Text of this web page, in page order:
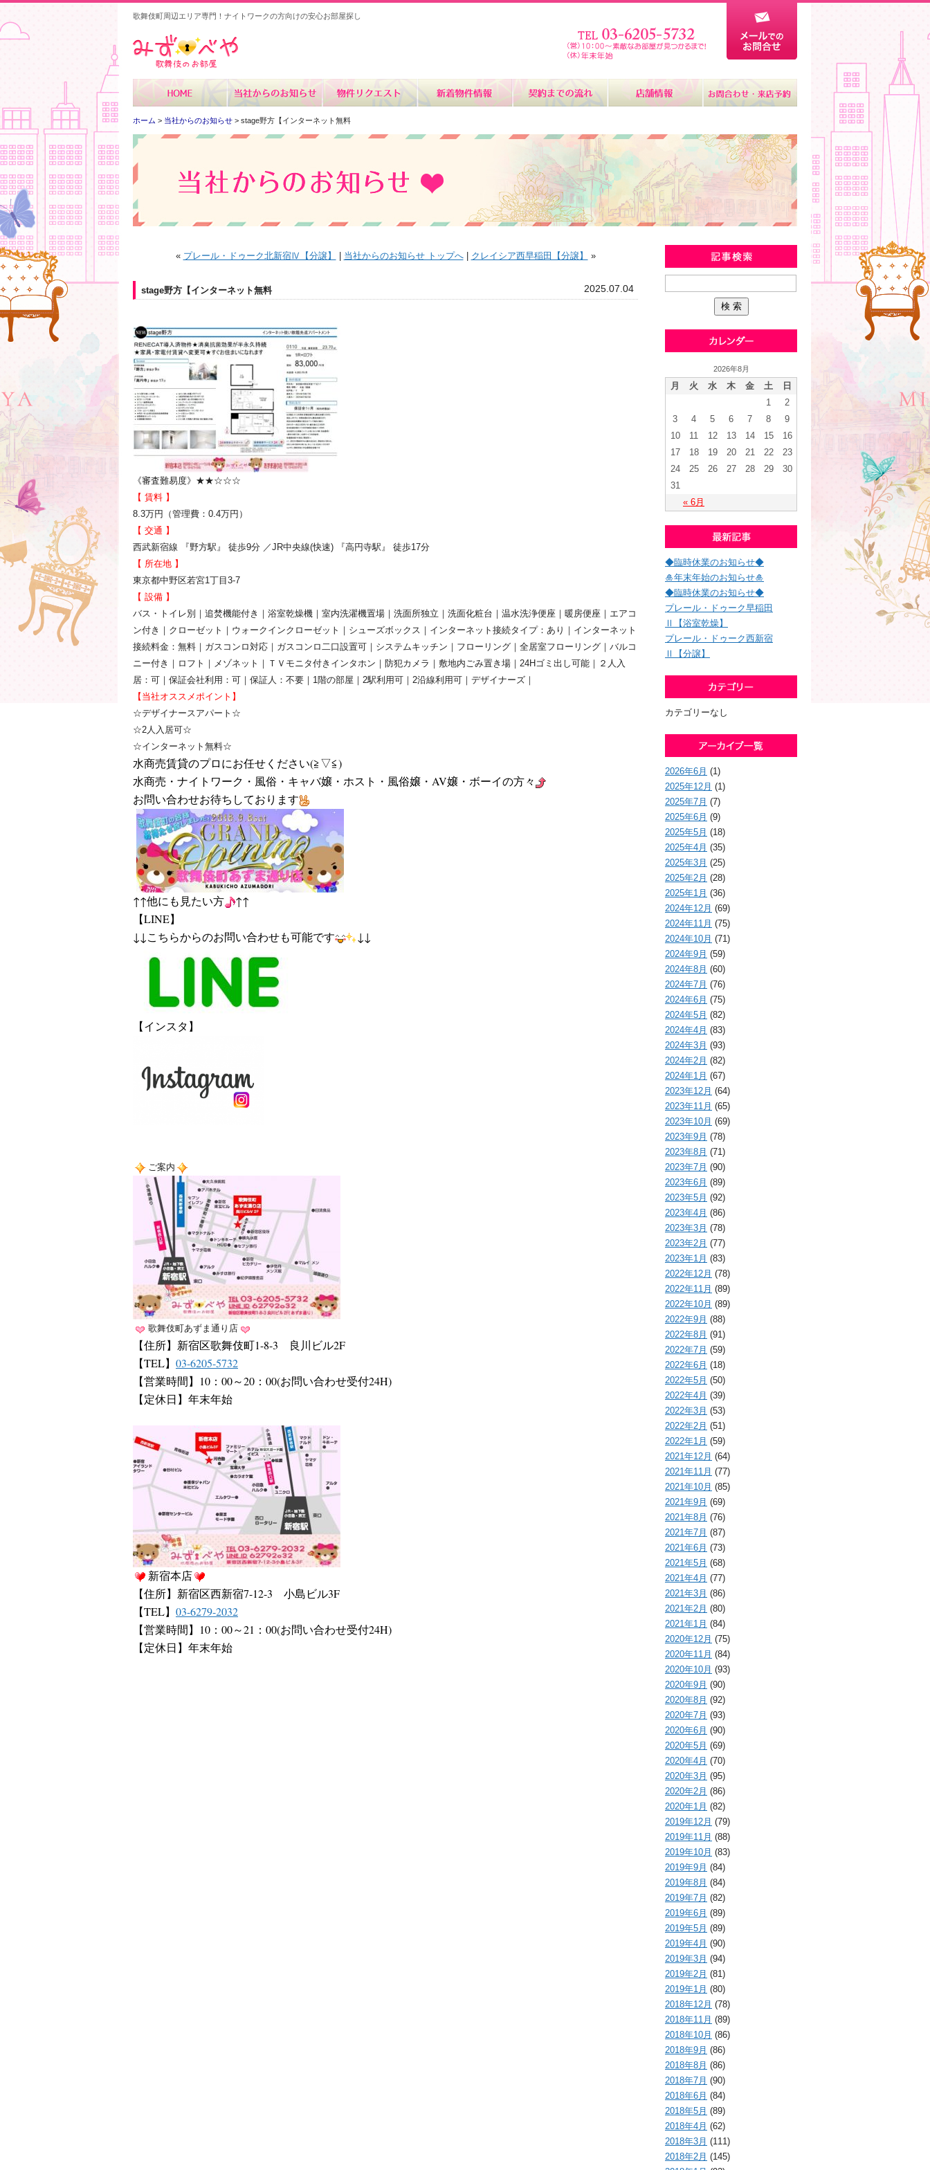
歌舞伎町周辺エリア専門！ナイトワークの方向けの安心お部屋探し
ホーム > 当社からのお知らせ > stage野方【インターネット無料
当社からのお知らせ
« プレール・ドゥーク北新宿Ⅳ【分譲】 当社からのお知らせ トップへ| クレイシア西早稲田【分譲】 »
stage野方【インターネット無料 2025.07.04
《審査難易度》★★☆☆☆
【 賃料 】
8.3万円（管理費：0.4万円）
【 交通 】
西武新宿線 『野方駅』 徒歩9分 ／JR中央線(快速) 『高円寺駅』 徒歩17分
【 所在地 】
東京都中野区若宮1丁目3-7
【 設備 】
バス・トイレ別｜追焚機能付き｜浴室乾燥機｜室内洗濯機置場｜洗面所独立｜洗面化粧台｜温水洗浄便座｜暖房便座｜エアコ
ン付き｜クローゼット｜ウォークインクローゼット｜シューズボックス｜インターネット接続タイプ：あり｜インターネット
接続料金：無料｜ガスコンロ対応｜ガスコンロ二口設置可｜システムキッチン｜フローリング｜全居室フローリング｜バルコ
ニー付き｜ロフト｜メゾネット｜ＴＶモニタ付きインタホン｜防犯カメラ｜敷地内ごみ置き場｜24Hゴミ出し可能｜２人入
居：可｜保証会社利用：可｜保証人：不要｜1階の部屋｜2駅利用可｜2沿線利用可｜デザイナーズ｜
【当社オススメポイン ト】
☆デザイナースアパート☆
☆2人入居可☆
☆インターネット無料☆
水商売賃貸のプロにお任せください(≧▽≦)
水商売・ナイトワーク・風俗・キャバ嬢・ホスト・風俗嬢・AV嬢・ボーイの方々
お問い合わせお待ちしております
↑↑他にも見たい方
↑↑
【LINE】
↓↓こちらからのお問い合わせも可能です
↓↓
【インスタ】
ご案内
歌舞伎町あずま通り店
【住所】新宿区歌舞伎町1-8-3 良川ビル2F
【TEL】 03-6205-5732
【営業時間】10：00～20：00(お問い合わせ受付24H)
【定休日】年末年始
新宿本店
【住所】新宿区西新宿7-12-3 小島ビル3F
【TEL】 03-6279-2032
【営業時間】10：00～21：00(お問い合わせ受付24H)
【定休日】年末年始
2026年8月
月 火 水 木 金 土 日
« 6月
1
2
3
4 5 6 7 8
9
10
11 12 13 14 15
16
17
18 19 20 21 22
23
24
25 26 27 28 29
30
31
◆臨時休業のお知らせ◆
🎍年末年始のお知らせ🎍
◆臨時休業のお知らせ◆
プレール・ドゥーク早稲田
Ⅱ【浴室乾燥】
プレール・ドゥーク西新宿
Ⅱ【分譲】
カテゴリーなし
2026年6月 (1)
2025年12月 (1)
2025年7月 (7)
2025年6月 (9)
2025年5月 (18)
2025年4月 (35)
2025年3月 (25)
2025年2月 (28)
2025年1月 (36)
2024年12月 (69)
2024年11月 (75)
2024年10月 (71)
2024年9月 (59)
2024年8月 (60)
2024年7月 (76)
2024年6月 (75)
2024年5月 (82)
2024年4月 (83)
2024年3月 (93)
2024年2月 (82)
2024年1月 (67)
2023年12月 (64)
2023年11月 (65)
2023年10月 (69)
2023年9月 (78)
2023年8月 (71)
2023年7月 (90)
2023年6月 (89)
2023年5月 (92)
2023年4月 (86)
2023年3月 (78)
2023年2月 (77)
2023年1月 (83)
2022年12月 (78)
2022年11月 (89)
2022年10月 (89)
2022年9月 (88)
2022年8月 (91)
2022年7月 (59)
2022年6月 (18)
2022年5月 (50)
2022年4月 (39)
2022年3月 (53)
2022年2月 (51)
2022年1月 (59)
2021年12月 (64)
2021年11月 (77)
2021年10月 (85)
2021年9月 (69)
2021年8月 (76)
2021年7月 (87)
2021年6月 (73)
2021年5月 (68)
2021年4月 (77)
2021年3月 (86)
2021年2月 (80)
2021年1月 (84)
2020年12月 (75)
2020年11月 (84)
2020年10月 (93)
2020年9月 (90)
2020年8月 (92)
2020年7月 (93)
2020年6月 (90)
2020年5月 (69)
2020年4月 (70)
2020年3月 (95)
2020年2月 (86)
2020年1月 (82)
2019年12月 (79)
2019年11月 (88)
2019年10月 (83)
2019年9月 (84)
2019年8月 (84)
2019年7月 (82)
2019年6月 (89)
2019年5月 (89)
2019年4月 (90)
2019年3月 (94)
2019年2月 (81)
2019年1月 (80)
2018年12月 (78)
2018年11月 (89)
2018年10月 (86)
2018年9月 (86)
2018年8月 (86)
2018年7月 (90)
2018年6月 (84)
2018年5月 (89)
2018年4月 (62)
2018年3月 (111)
2018年2月 (145)